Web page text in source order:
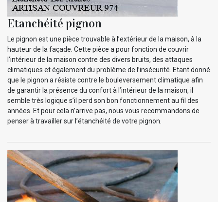
Etanchéité pignon
Le pignon est une pièce trouvable à l’extérieur de la maison, à la
hauteur de la façade. Cette pièce a pour fonction de couvrir
l’intérieur de la maison contre des divers bruits, des attaques
climatiques et également du problème de l’insécurité. Etant donné
que le pignon a résiste contre le bouleversement climatique afin
de garantir la présence du confort à l’intérieur de la maison, il
semble très logique s’il perd son bon fonctionnement au fil des
années. Et pour cela n’arrive pas, nous vous recommandons de
penser à travailler sur l’étanchéité de votre pignon.